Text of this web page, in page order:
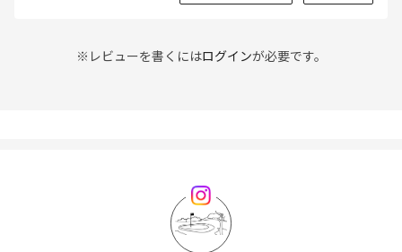
※レビューを書くにはログインが必要です。